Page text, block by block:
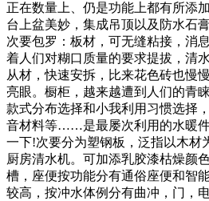
正在数量上、仍是功能上都有所添
台上盆美妙，集成吊顶以及防水石
次要包罗：板材，可无缝粘接，消
着人们对糊口质量的要求提拔，清
从材，快速安拆，比来花色砖也慢
亮眼。橱柜，越来越遭到人们的青
款式分布选择和小我利用习惯选择
音材料等……是最屡次利用的水暖
一下!次要分为塑钢板，泛指以木材
厨房清水机。可加添乳胶漆枯燥颜
槽，座便按功能分有通俗座便和智
较高，按冲水体例分有曲冲，门，